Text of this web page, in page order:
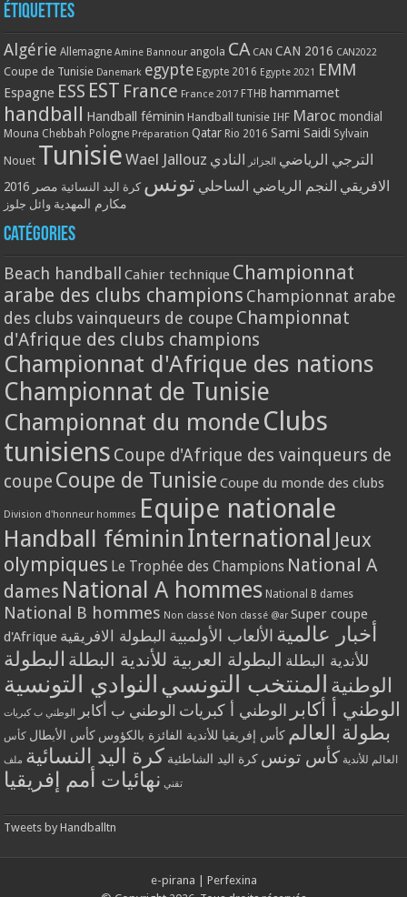
Étiquettes
Algérie Allemagne Amine Bannour angola CA CAN CAN 2016 CAN2022
Coupe de Tunisie Danemark egypte Egypte 2016 Egypte 2021 EMM
Espagne ESS EST France France 2017 FTHB hammamet
handball Handball féminin Handball tunisie IHF Maroc mondial
Mouna Chebbah Pologne Préparation Qatar Rio 2016 Sami Saidi Sylvain
Nouet Tunisie Wael Jallouz الترجي الرياضي الجزائر النادي
الافريقي النجم الرياضي الساحلي تونس كرة اليد النسائية مصر 2016
مكارم المهدية وائل جلوز
Catégories
Beach handball Cahier technique Championnat
arabe des clubs champions Championnat arabe
des clubs vainqueurs de coupe Championnat
d'Afrique des clubs champions
Championnat d'Afrique des nations
Championnat de Tunisie
Championnat du monde Clubs
tunisiens Coupe d'Afrique des vainqueurs de
coupe Coupe de Tunisie Coupe du monde des clubs
Division d'honneur hommes Equipe nationale
Handball féminin International Jeux
olympiques Le Trophée des Champions National A
dames National A hommes National B dames
National B hommes Non classé Non classé @ar Super coupe
d'Afrique
أخبار عالمية الألعاب الأولمبية البطولة الافريقية
للأندية البطلة البطولة العربية للأندية البطلة البطولة
الوطنية المنتخب التونسي النوادي التونسية
الوطني أ أكابر الوطني أ كبريات الوطني ب أكابر الوطني ب كبريات
بطولة العالم كأس إفريقيا للأندية الفائزة بالكؤوس كأس الأبطال كأس
العالم للأندية كأس تونس كرة اليد الشاطئية كرة اليد النسائية ملف
تقني نهائيات أمم إفريقيا
Tweets by Handballtn
e-pirana
Perfexina